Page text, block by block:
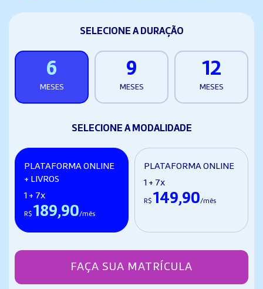
SELECIONE A DURAÇÃO
6
MESES
9
MESES
12
MESES
SELECIONE A MODALIDADE
PLATAFORMA ONLINE
+ LIVROS
1 + 7x
R$ 189,90/mês
PLATAFORMA ONLINE
1 + 7x
R$ 149,90/mês
FAÇA SUA MATRÍCULA